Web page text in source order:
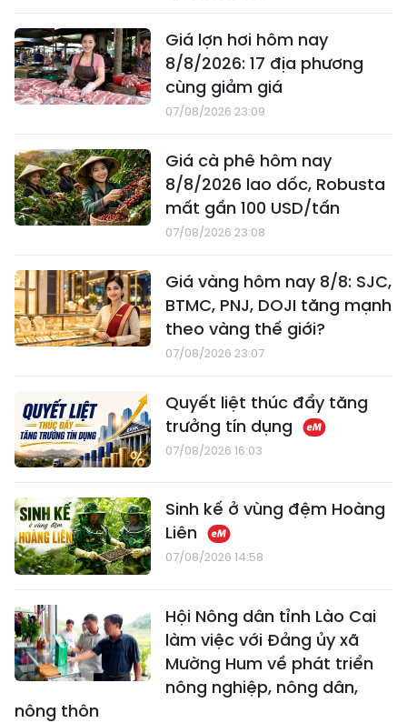
Giá lợn hơi hôm nay
8/8/2026: 17 địa phương
cùng giảm giá
07/08/2026 23:09
Giá cà phê hôm nay
8/8/2026 lao dốc, Robusta
mất gần 100 USD/tấn
07/08/2026 23:08
Giá vàng hôm nay 8/8: SJC,
BTMC, PNJ, DOJI tăng mạnh
theo vàng thế giới?
07/08/2026 23:07
Quyết liệt thúc đẩy tăng
trưởng tín dụng
07/08/2026 16:03
Sinh kế ở vùng đệm Hoàng
Liên
07/08/2026 14:58
Hội Nông dân tỉnh Lào Cai
làm việc với Đảng ủy xã
Mường Hum về phát triển
nông nghiệp, nông dân,
nông thôn